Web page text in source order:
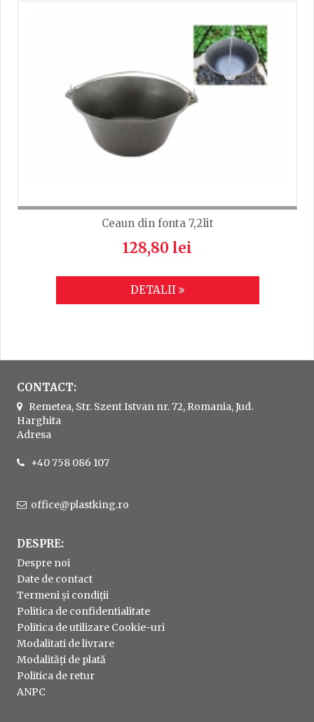
Ceaun din fonta 7,2lit
128,80 lei
DETALII
CONTACT:
Remetea, Str. Szent Istvan nr. 72, Romania, Jud.
Harghita
Adresa
+40 758 086 107
office@plastking.ro
DESPRE:
Despre noi
Date de contact
Termeni și condiții
Politica de confidentialitate
Politica de utilizare Cookie-uri
Modalitati de livrare
Modalități de plată
Politica de retur
ANPC